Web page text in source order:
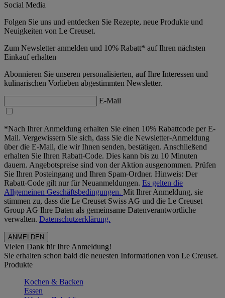
Social Media
Folgen Sie uns und entdecken Sie Rezepte, neue Produkte und
Neuigkeiten von Le Creuset.
Zum Newsletter anmelden und 10% Rabatt* auf Ihren nächsten
Einkauf erhalten
Abonnieren Sie unseren personalisierten, auf Ihre Interessen und
kulinarischen Vorlieben abgestimmten Newsletter.
E-Mail
*Nach Ihrer Anmeldung erhalten Sie einen 10% Rabattcode per E-
Mail. Vergewissern Sie sich, dass Sie die Newsletter-Anmeldung
über die E-Mail, die wir Ihnen senden, bestätigen. Anschließend
erhalten Sie Ihren Rabatt-Code. Dies kann bis zu 10 Minuten
dauern. Angebotspreise sind von der Aktion ausgenommen. Prüfen
Sie Ihren Posteingang und Ihren Spam-Ordner. Hinweis: Der
Rabatt-Code gilt nur für Neuanmeldungen. Es gelten die
Allgemeinen Geschäftsbedingungen. Mit Ihrer Anmeldung, sie
stimmen zu, dass die Le Creuset Swiss AG und die Le Creuset
Group AG Ihre Daten als gemeinsame Datenverantwortliche
verwalten. Datenschutzerklärung.
Vielen Dank für Ihre Anmeldung!
Sie erhalten schon bald die neuesten Informationen von Le Creuset.
Produkte
Kochen & Backen
Essen